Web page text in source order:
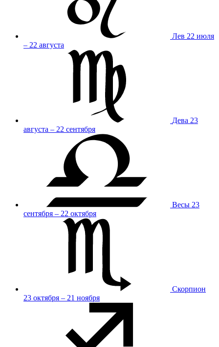
Лев 22 июля
– 22 августа
Дева 23
августа – 22 сентября
Весы 23
сентября – 22 октября
Скорпион
23 октября – 21 ноября